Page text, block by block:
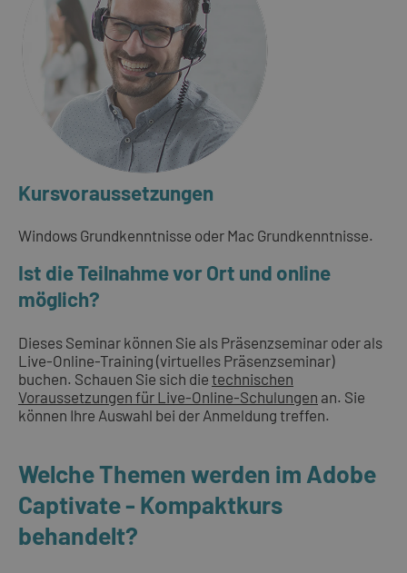
Kursvoraussetzungen
Windows Grundkenntnisse oder Mac Grundkenntnisse.
Ist die Teilnahme vor Ort und online
möglich?
Dieses Seminar können Sie als Präsenzseminar oder als
Live-Online-Training (virtuelles Präsenzseminar)
buchen. Schauen Sie sich die technischen
Voraussetzungen für Live-Online-Schulungen an. Sie
können Ihre Auswahl bei der Anmeldung treffen.
Welche Themen werden im Adobe
Captivate - Kompaktkurs
behandelt?